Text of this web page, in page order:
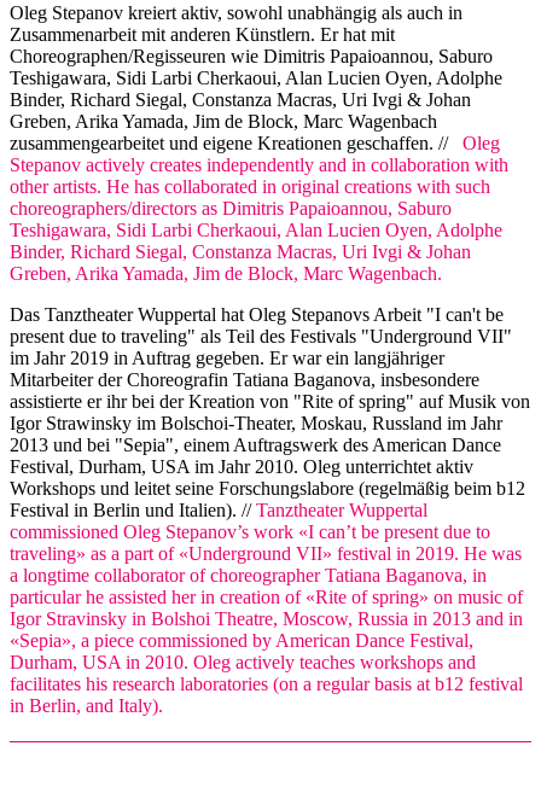
Oleg Stepanov kreiert aktiv, sowohl unabhängig als auch in
Zusammenarbeit mit anderen Künstlern. Er hat mit
Choreographen/Regisseuren wie Dimitris Papaioannou, Saburo
Teshigawara, Sidi Larbi Cherkaoui, Alan Lucien Oyen, Adolphe
Binder, Richard Siegal, Constanza Macras, Uri Ivgi & Johan
Greben, Arika Yamada, Jim de Block, Marc Wagenbach
zusammengearbeitet und eigene Kreationen geschaffen. // Oleg
Stepanov actively creates independently and in collaboration with
other artists. He has collaborated in original creations with such
choreographers/directors as Dimitris Papaioannou, Saburo
Teshigawara, Sidi Larbi Cherkaoui, Alan Lucien Oyen, Adolphe
Binder, Richard Siegal, Constanza Macras, Uri Ivgi & Johan
Greben, Arika Yamada, Jim de Block, Marc Wagenbach.
Das Tanztheater Wuppertal hat Oleg Stepanovs Arbeit "I can't be
present due to traveling" als Teil des Festivals "Underground VII"
im Jahr 2019 in Auftrag gegeben. Er war ein langjähriger
Mitarbeiter der Choreografin Tatiana Baganova, insbesondere
assistierte er ihr bei der Kreation von "Rite of spring" auf Musik von
Igor Strawinsky im Bolschoi-Theater, Moskau, Russland im Jahr
2013 und bei "Sepia", einem Auftragswerk des American Dance
Festival, Durham, USA im Jahr 2010. Oleg unterrichtet aktiv
Workshops und leitet seine Forschungslabore (regelmäßig beim b12
Festival in Berlin und Italien). //Tanztheater Wuppertal
commissioned Oleg Stepanov’s work «I can’t be present due to
traveling» as a part of «Underground VII» festival in 2019. He was
a longtime collaborator of choreographer Tatiana Baganova, in
particular he assisted her in creation of «Rite of spring» on music of
Igor Stravinsky in Bolshoi Theatre, Moscow, Russia in 2013 and in
«Sepia», a piece commissioned by American Dance Festival,
Durham, USA in 2010. Oleg actively teaches workshops and
facilitates his research laboratories (on a regular basis at b12 festival
in Berlin, and Italy).